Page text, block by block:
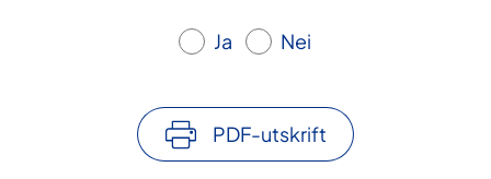
Ja Nei
PDF-utskrift